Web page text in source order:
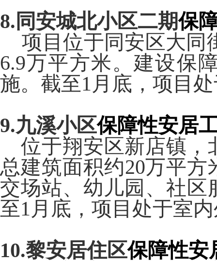
8. 同安城北小区二期保
项目位于同安区大同
6.9万平方米。建设保
施。截至1 月底，项目
9.九溪小区保障性安居
位于翔安区新店镇，
总建筑面积约20万平方
交场站、幼儿园、社
至1 月底，项目处于室
10.黎安居住区保障性安